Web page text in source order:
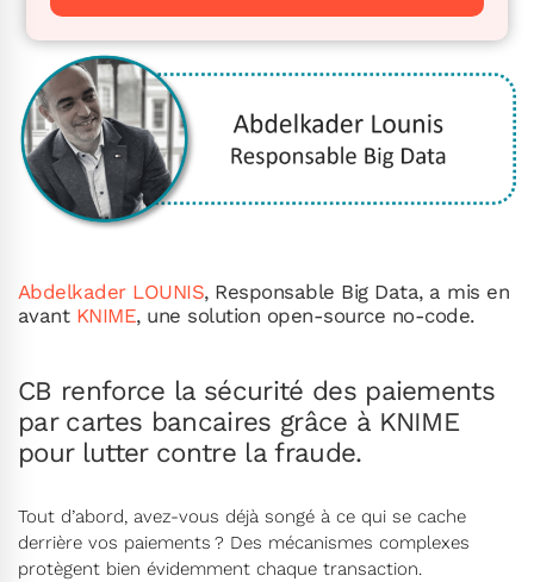
Abdelkader LOUNIS, Responsable Big Data, a mis en
avantKNIME, une solution open-source no-code.
CB renforce la sécurité des paiements
par cartes bancaires grâce à KNIME
pour lutter contre la fraude.
Tout d’abord, avez-vous déjà songé à ce qui se cache
derrière vos paiements ? Des mécanismes complexes
protègent bien évidemment chaque transaction.
téléphone